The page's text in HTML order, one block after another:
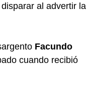
al advertir la
Facundo
cuando recibió